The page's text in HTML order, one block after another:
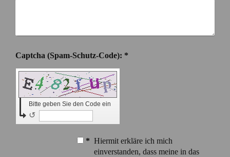
Captcha (Spam-Schutz-Code): *
Bitte geben Sie den Code ein
↺
* Hiermit erkläre ich mich
einverstanden, dass meine in das